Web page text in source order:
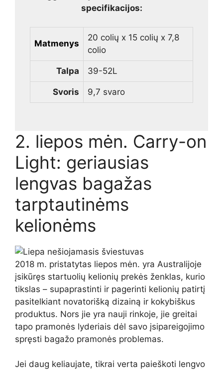
specifikacijos:
Matmenys
20 colių x 15 colių x 7,8
colio
Talpa 39-52L
Svoris 9,7 svaro
2. liepos mėn. Carry-on
Light: geriausias
lengvas bagažas
tarptautinėms
kelionėms
2018 m. pristatytas liepos mėn. yra Australijoje
įsikūręs startuolių kelionių prekės ženklas, kurio
tikslas – supaprastinti ir pagerinti kelionių patirtį
pasitelkiant novatorišką dizainą ir kokybiškus
produktus. Nors jie yra nauji rinkoje, jie greitai
tapo pramonės lyderiais dėl savo įsipareigojimo
spręsti bagažo pramonės problemas.
Jei daug keliaujate, tikrai verta paieškoti lengvo